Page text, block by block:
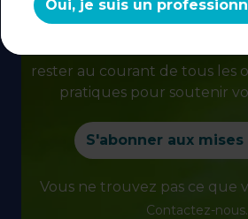
éducatifs de qualité
N'hésitez pas à
rester au courant de tous les
pratiques pour soutenir
S'abonner aux
Vous ne trouvez pas ce que
Contactez-nous.
Oui, je suis un